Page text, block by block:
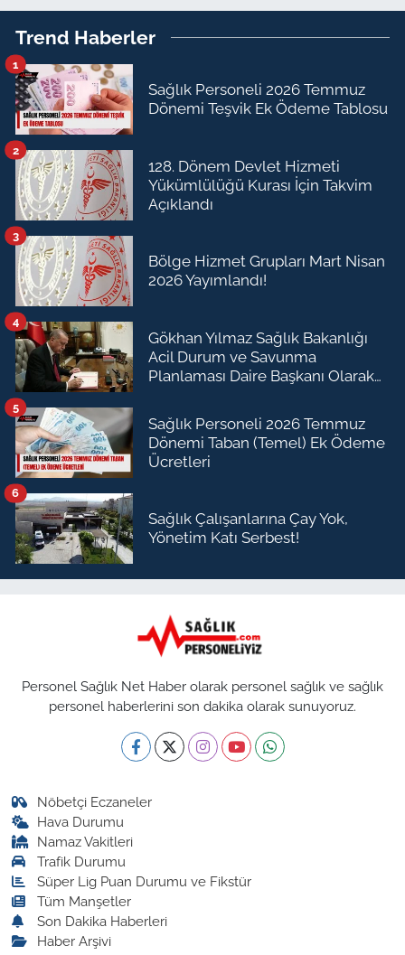
Trend Haberler
Sağlık Personeli 2026 Temmuz
Dönemi Teşvik Ek Ödeme Tablosu
1
128. Dönem Devlet Hizmeti
Yükümlülüğü Kurası İçin Takvim
Açıklandı
2
Bölge Hizmet Grupları Mart Nisan
2026 Yayımlandı!
3
Gökhan Yılmaz Sağlık Bakanlığı
Acil Durum ve Savunma
Planlaması Daire Başkanı Olarak
4
Sağlık Personeli 2026 Temmuz
Dönemi Taban (Temel) Ek Ödeme
Ücretleri
5
Sağlık Çalışanlarına Çay Yok,
Yönetim Katı Serbest!
6
Personel Sağlık Net Haber olarak personel sağlık ve sağlık
personel haberlerini son dakika olarak sunuyoruz.
Nöbetçi Eczaneler
Hava Durumu
Namaz Vakitleri
Trafik Durumu
Süper Lig Puan Durumu ve Fikstür
Tüm Manşetler
Son Dakika Haberleri
Haber Arşivi